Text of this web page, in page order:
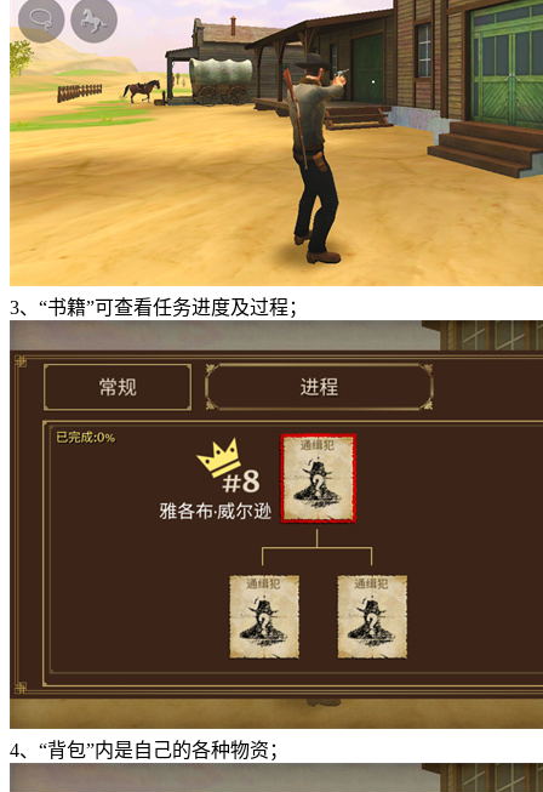
3、“书籍”可查看任务进度及过程；
4、“背包”内是自己的各种物资；